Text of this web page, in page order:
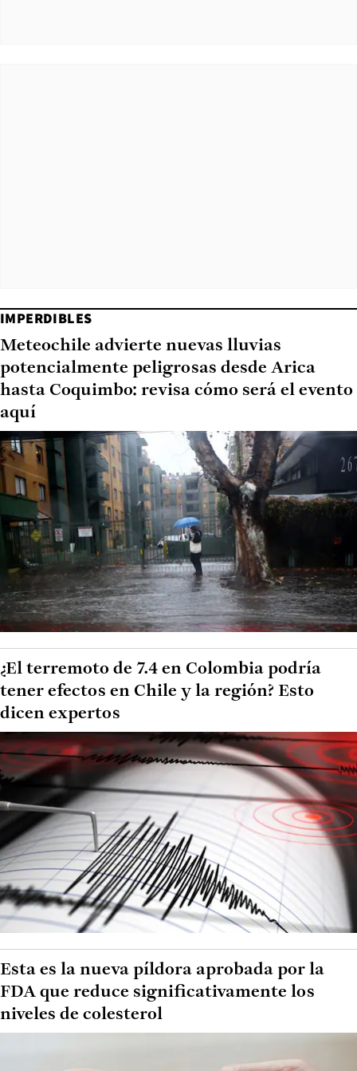
IMPERDIBLES
Meteochile advierte nuevas lluvias
potencialmente peligrosas desde Arica
hasta Coquimbo: revisa cómo será el evento
aquí
¿El terremoto de 7.4 en Colombia podría
tener efectos en Chile y la región? Esto
dicen expertos
Esta es la nueva píldora aprobada por la
FDA que reduce significativamente los
niveles de colesterol